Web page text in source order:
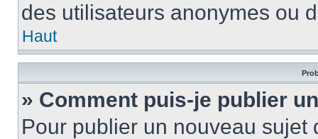
des utilisateurs anonymes ou
Haut
» Comment puis-je publier
Pour publier un nouveau